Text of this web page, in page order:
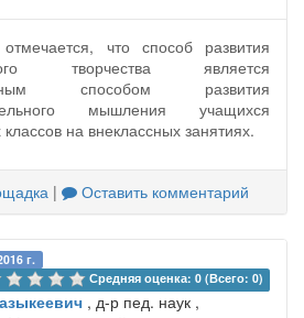
что способ развития
творчества является
способом развития
мышления учащихся
на внеклассных занятиях.
| Оставить комментарий
г.
Средняя оценка: 0 (Всего: 0)
, д-р пед. наук ,